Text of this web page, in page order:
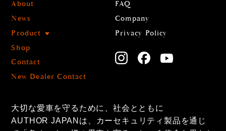
About
News
Product
Shop
Contact
New Dealer Contact
FAQ
Company
Privacy Policy
大切な愛車を守るために、社会とともに
AUTHOR JAPANは、カーセキュリティ製品を通じ